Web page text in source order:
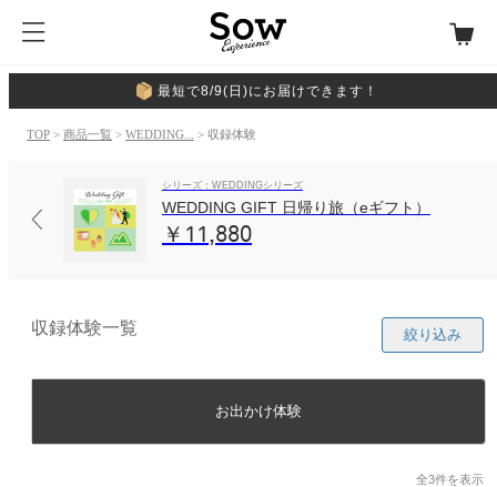
最短で8/9(日)にお届けできます！
TOP > 商品一覧 > WEDDING... > 収録体験
シリーズ：WEDDINGシリーズ
WEDDING GIFT 日帰り旅（eギフト）
￥11,880
収録体験一覧 絞り込み
お出かけ体験
全3件を表示